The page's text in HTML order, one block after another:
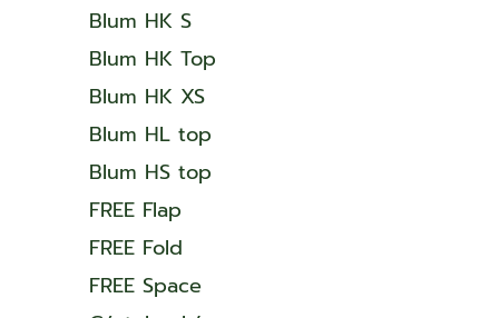
Blum HK S
Blum HK Top
Blum HK XS
Blum HL top
Blum HS top
FREE Flap
FREE Fold
FREE Space